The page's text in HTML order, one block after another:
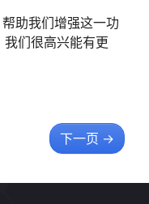
助我们增强这一功
们很高兴能有更
下一页 →